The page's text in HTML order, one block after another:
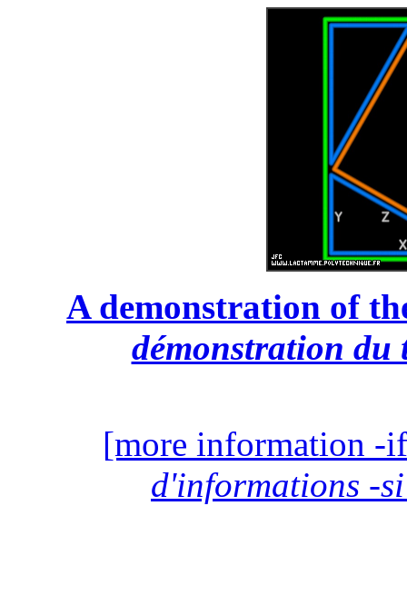
A demonstration of
démonstration du
[more information -
d'informations -